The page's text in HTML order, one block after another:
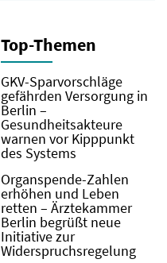
Top-Themen
GKV-Sparvorschläge
gefährden Versorgung in
Berlin –
Gesundheitsakteure
warnen vor Kipppunkt
des Systems
Organspende-Zahlen
erhöhen und Leben
retten – Ärztekammer
Berlin begrüßt neue
Initiative zur
Widerspruchsregelung